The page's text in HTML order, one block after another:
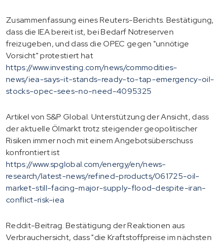
Zusammenfassung eines Reuters-Berichts. Bestätigung,
dass die IEA bereit ist, bei Bedarf Notreserven
freizugeben, und dass die OPEC gegen "unnötige
Vorsicht" protestiert hat
https://www.investing.com/news/commodities-
news/iea-says-it-stands-ready-to-tap-emergency-oil-
stocks-opec-sees-no-need-4095325
Artikel von S&P Global. Unterstützung der Ansicht, dass
der aktuelle Ölmarkt trotz steigender geopolitischer
Risiken immer noch mit einem Angebotsüberschuss
konfrontiert ist
https://www.spglobal.com/energy/en/news-
research/latest-news/refined-products/061725-oil-
market-still-facing-major-supply-flood-despite-iran-
conflict-risk-iea
Reddit-Beitrag. Bestätigung der Reaktionen aus
Verbrauchersicht, dass "die Kraftstoffpreise im nächsten